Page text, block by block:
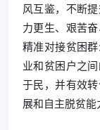
风互鉴，不断
力更生、艰苦
精准对接贫困
业和贫困户之
于民，并有效
展和自主脱贫能